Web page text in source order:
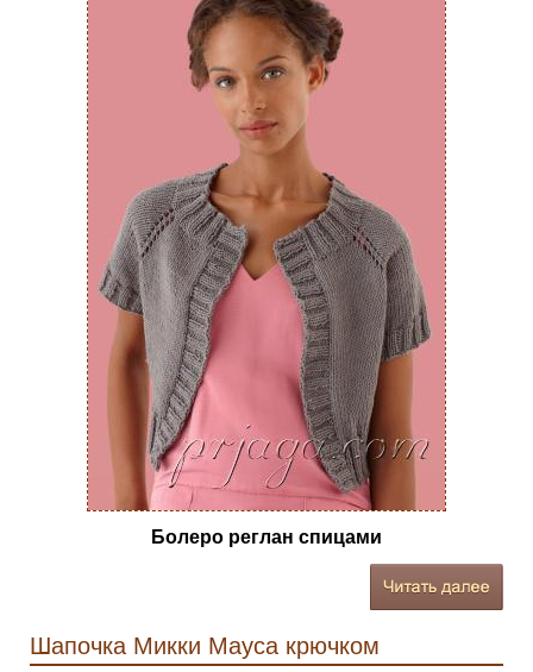
Болеро реглан спицами
Шапочка Микки Мауса крючком